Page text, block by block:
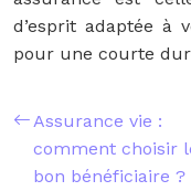
d’esprit adaptée à
pour une courte
Assurance vie :
comment choisir
bon bénéficiaire ?